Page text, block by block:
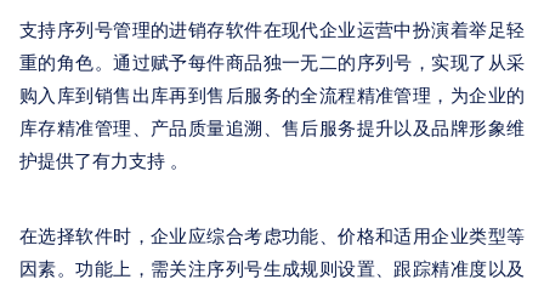
支持序列号管理的进销存软件在现代企业运营中扮演着举足轻
重的角色。通过赋予每件商品独一无二的序列号，实现了从采
购入库到销售出库再到售后服务的全流程精准管理，为企业的
库存精准管理、产品质量追溯、售后服务提升以及品牌形象维
护提供了有力支持 。
在选择软件时，企业应综合考虑功能、价格和适用企业类型等
因素。功能上，需关注序列号生成规则设置、跟踪精准度以及